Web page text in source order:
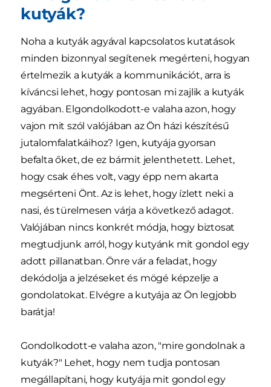
kutyák?
Noha a kutyák agyával kapcsolatos kutatások
minden bizonnyal segítenek megérteni, hogyan
értelmezik a kutyák a kommunikációt, arra is
kíváncsi lehet, hogy pontosan mi zajlik a kutyák
agyában. Elgondolkodott-e valaha azon, hogy
vajon mit szól valójában az Ön házi készítésű
jutalomfalatkáihoz? Igen, kutyája gyorsan
befalta őket, de ez bármit jelenthetett. Lehet,
hogy csak éhes volt, vagy épp nem akarta
megsérteni Önt. Az is lehet, hogy ízlett neki a
nasi, és türelmesen várja a következő adagot.
Valójában nincs konkrét módja, hogy biztosat
megtudjunk arról, hogy kutyánk mit gondol egy
adott pillanatban. Önre vár a feladat, hogy
dekódolja a jelzéseket és mögé képzelje a
gondolatokat. Elvégre a kutyája az Ön legjobb
barátja!
Gondolkodott-e valaha azon, "mire gondolnak a
kutyák?" Lehet, hogy nem tudja pontosan
megállapítani, hogy kutyája mit gondol egy